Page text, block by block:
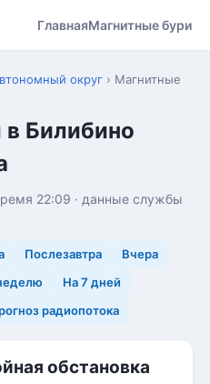
ГлавнаяМагнитные бури
округ › Магнитные
Билибино
22:09 · данные службы
Послезавтра
Вчера
На 7 дней
радиопотока
обстановка